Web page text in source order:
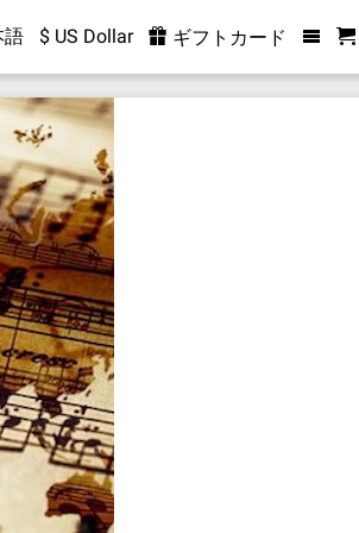
語 $ US Dollar ギフトカード